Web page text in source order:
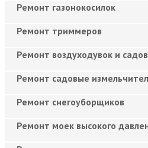
Ремонт газонокосилок
Ремонт триммеров
Ремонт воздуходувок и
Ремонт садовые
Ремонт снегоуборщиков
Ремонт моек высокого